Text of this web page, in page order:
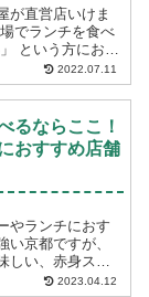
が直営店いけま
2022.07.11
るならここ！
おすすめ店舗
やランチにおす
京都ですが、
い、赤身ステ
とめました。 「京都で熟成肉を...2023.04.12